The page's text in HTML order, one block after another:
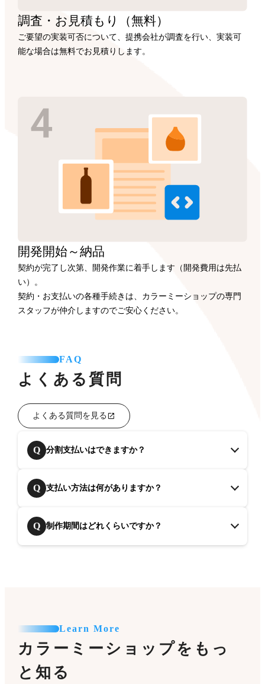
調査・お見積もり （無料）
ご要望の実装可否について、提携会社が調査を行い、実装可
能な場合は無料でお見積りします。
開発開始～納品
契約が完了し次第、開発作業に着手します（開発費用は先払
い）。
契約・お支払いの各種手続きは、カラーミーショップの専門
スタッフが仲介しますのでご安心ください。
FAQ
よくある質問
よくある質問を見る
Q 分割支払いはできますか？
Q 支払い方法は何がありますか？
Q 制作期間はどれくらいですか？
Learn More
カラーミーショップをもっ
と知る